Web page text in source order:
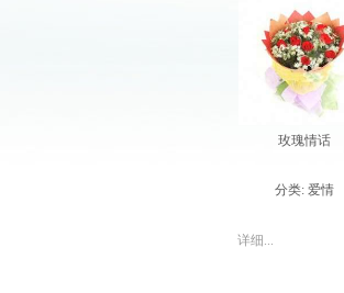
玫瑰情话
分类: 爱情
详细...